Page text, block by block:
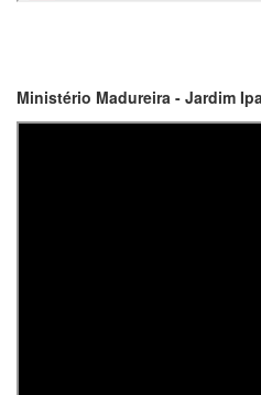
Ministério Madureira - Jardim